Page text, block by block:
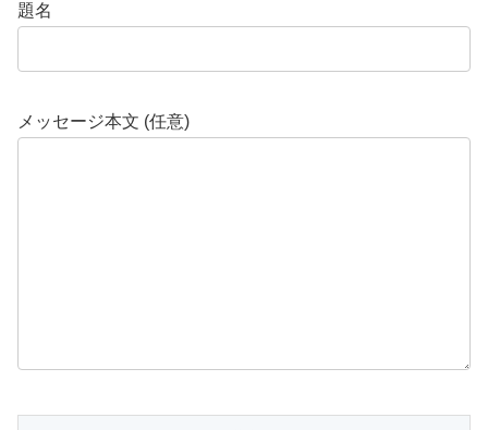
題名
メッセージ本文 (任意)